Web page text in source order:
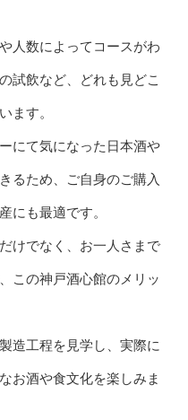
人数によってコースがわ
試飲など、どれも見どこ
ます。
にて気になった日本酒や
るため、ご自身のご購入
にも最適です。
けでなく、お一人さまで
この神戸酒心館のメリッ
造工程を見学し、実際に
お酒や食文化を楽しみま